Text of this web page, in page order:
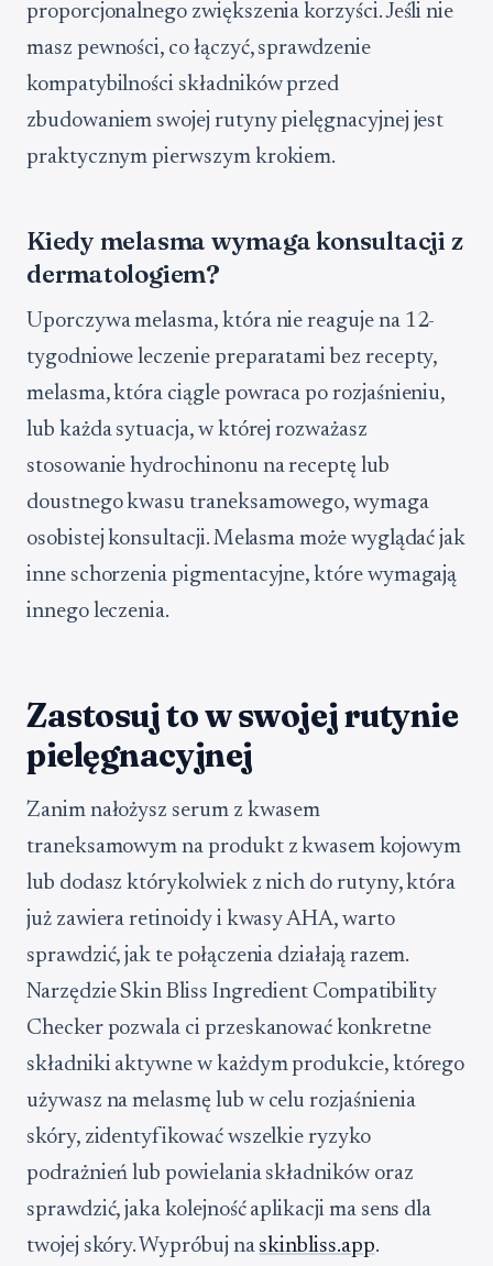
proporcjonalnego zwiększenia korzyści. Jeśli nie
masz pewności, co łączyć, sprawdzenie
kompatybilności składników przed
zbudowaniem swojej rutyny pielęgnacyjnej jest
praktycznym pierwszym krokiem.
Kiedy melasma wymaga konsultacji z
dermatologiem?
Uporczywa melasma, która nie reaguje na 12-
tygodniowe leczenie preparatami bez recepty,
melasma, która ciągle powraca po rozjaśnieniu,
lub każda sytuacja, w której rozważasz
stosowanie hydrochinonu na receptę lub
doustnego kwasu traneksamowego, wymaga
osobistej konsultacji. Melasma może wyglądać jak
inne schorzenia pigmentacyjne, które wymagają
innego leczenia.
Zastosuj to w swojej rutynie
pielęgnacyjnej
Zanim nałożysz serum z kwasem
traneksamowym na produkt z kwasem kojowym
lub dodasz którykolwiek z nich do rutyny, która
już zawiera retinoidy i kwasy AHA, warto
sprawdzić, jak te połączenia działają razem.
Narzędzie Skin Bliss Ingredient Compatibility
Checker pozwala ci przeskanować konkretne
składniki aktywne w każdym produkcie, którego
używasz na melasmę lub w celu rozjaśnienia
skóry, zidentyfikować wszelkie ryzyko
podrażnień lub powielania składników oraz
sprawdzić, jaka kolejność aplikacji ma sens dla
twojej skóry. Wypróbuj naskinbliss.app.